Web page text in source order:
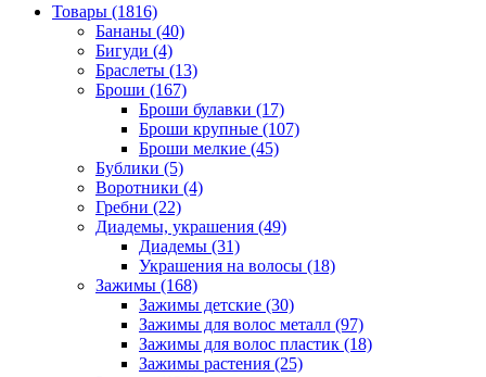
Товары (1816)
Бананы (40)
Бигуди (4)
Браслеты (13)
Броши (167)
Броши булавки (17)
Броши крупные (107)
Броши мелкие (45)
Бублики (5)
Воротники (4)
Гребни (22)
Диадемы, украшения (49)
Диадемы (31)
Украшения на волосы (18)
Зажимы (168)
Зажимы детские (30)
Зажимы для волос металл (97)
Зажимы для волос пластик (18)
Зажимы растения (25)